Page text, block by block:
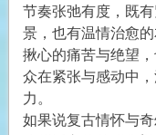
节奏张弛有度，既
景，也有温情治愈
揪心的痛苦与绝望
众在紧张与感动中
力。
如果说复古情怀与